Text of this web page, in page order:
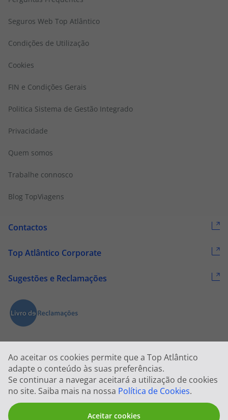
Ao aceitar os cookies permite que a Top Atlântico
adapte o conteúdo às suas preferências.
Se continuar a navegar aceitará a utilização de cookies
no site. Saiba mais na nossa Política de Cookies.
Aceitar cookies
Seguros Web Top Atlântico
Condições de Utilização
Cookies
FIN e Condições Gerais
Politica Sistema de Gestão Integrado
Privacidade
Quem somos
Trabalhe connosco
Blog TopViagens
Contactos
Top Atlântico Corporate
Sugestões e Reclamações
2026 © Todos os direitos reservados:Top Atlântico, Viagens e Turismo